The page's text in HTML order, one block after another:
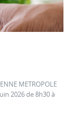
METROPOLE
2026 de 8h30 à